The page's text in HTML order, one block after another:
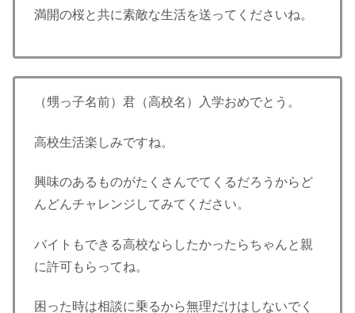
満開の桜と共に素敵な生活を送ってくださいね。
（甥っ子名前）君（高校名）入学おめでとう。
高校生活楽しみですね。
興味のあるものがたくさんでてくるだろうからど
んどんチャレンジしてみてください。
バイトもできる高校ならしたかったらちゃんと親
に許可もらってね。
困った時は相談に乗るから無理だけはしないでく